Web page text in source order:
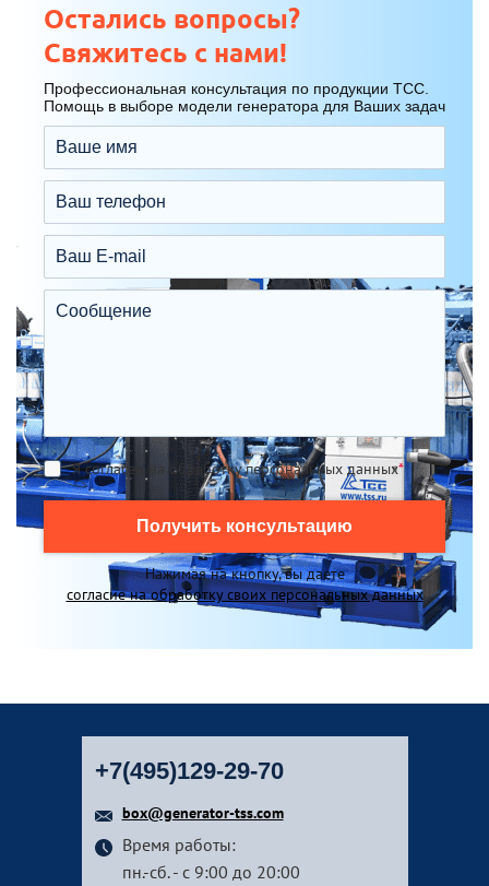
Остались вопросы?
Свяжитесь с нами!
Профессиональная консультация по продукции ТСС.
Помощь в выборе модели генератора для Ваших задач
Я согласен на обработку персональных данных*
Получить консультацию
Нажимая на кнопку, вы даете
согласие на обработку своих персональных данных
+7(495)129-29-70
box@generator-tss.com
Время работы:
пн.-сб. - с 9:00 до 20:00